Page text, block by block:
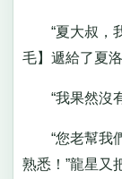
“夏大叔，我
毛】遞給了夏洛
“我果然沒有
“您老幫我們
熟悉！”龍星又